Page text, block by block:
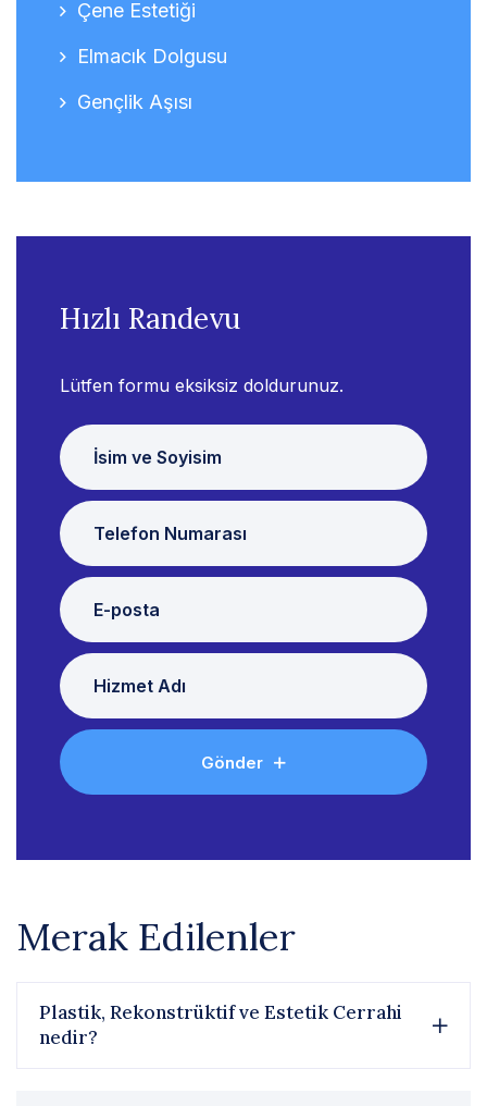
Çene Estetiği
Elmacık Dolgusu
Gençlik Aşısı
Hızlı Randevu
Lütfen formu eksiksiz doldurunuz.
Gönder
Merak Edilenler
Plastik, Rekonstrüktif ve Estetik Cerrahi
nedir?